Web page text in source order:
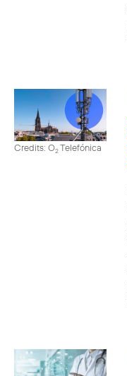
Credits: O2Telefónica